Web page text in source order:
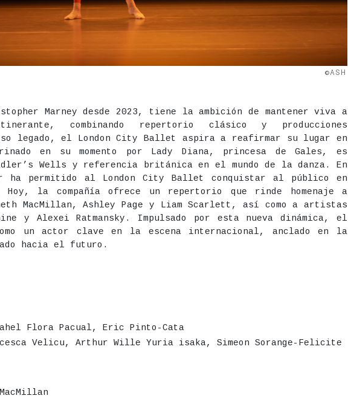
©ASH
descanso
- Patio Central
Marney desde 2023, tiene la ambición de mantener viva a
combinando repertorio clásico y producciones
legado, el London City Ballet aspira a reafirmar su lugar en
en su momento por Lady Diana, princesa de Gales, es
Wells y referencia británica en el mundo de la danza. En
ha permitido al London City Ballet conquistar al público en
Hoy, la compañía ofrece un repertorio que rinde homenaje a
MacMillan, Ashley Page y Liam Scarlett, así como a artistas
y Alexei Ratmansky. Impulsado por esta nueva dinámica, el
un actor clave en la escena internacional, anclado en la
hacia el futuro.
Flora Pacual, Eric Pinto-Cata
Velicu, Arthur Wille Yuria isaka, Simeon Sorange-Felicite